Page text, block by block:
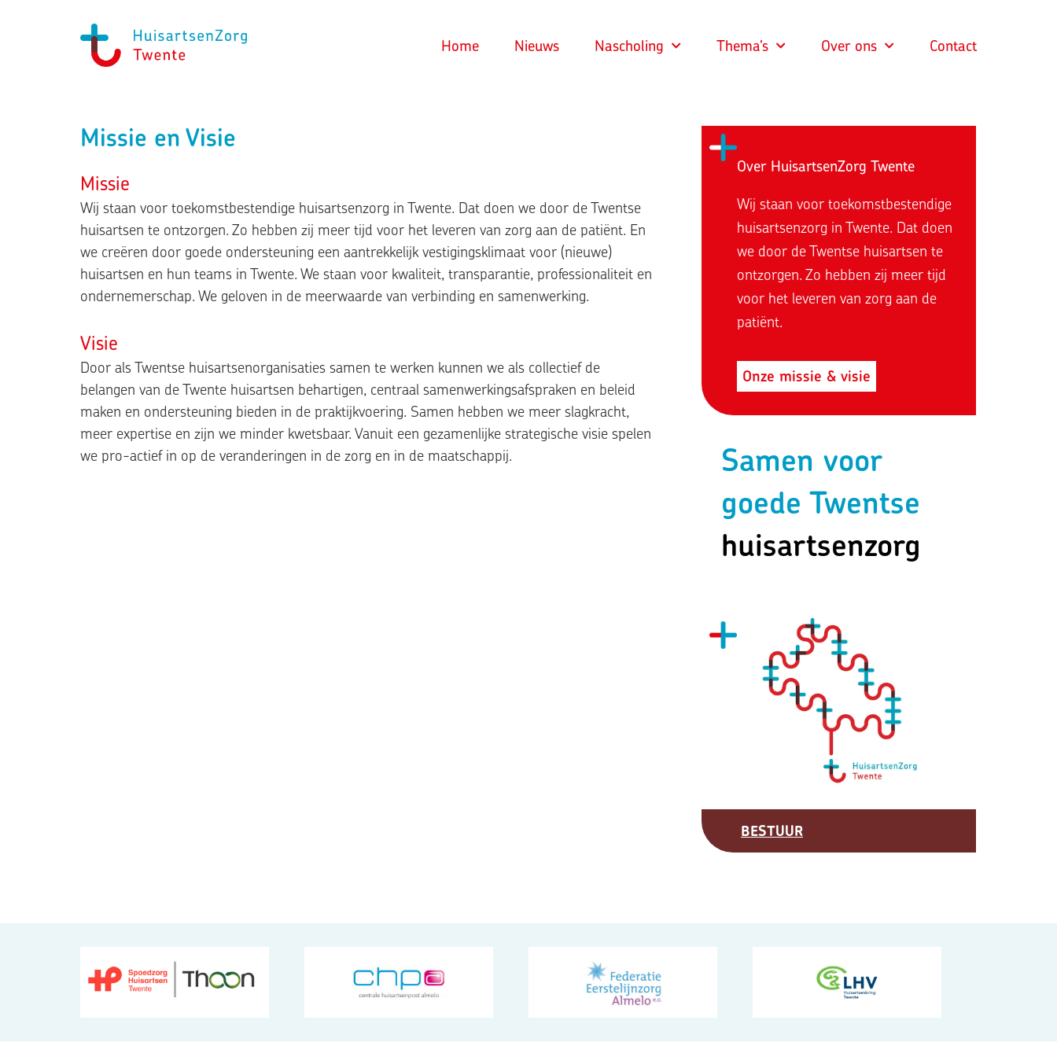
Home Nieuws Nascholing Thema’s Over ons Contact
Missie en Visie
Missie
Wij staan voor toekomstbestendige huisartsenzorg in Twente. Dat doen we door de Twentse
huisartsen te ontzorgen. Zo hebben zij meer tijd voor het leveren van zorg aan de patiënt. En
we creëren door goede ondersteuning een aantrekkelijk vestigingsklimaat voor (nieuwe)
huisartsen en hun teams in Twente. We staan voor kwaliteit, transparantie, professionaliteit en
ondernemerschap. We geloven in de meerwaarde van verbinding en samenwerking.
Visie
Door als Twentse huisartsenorganisaties samen te werken kunnen we als collectief de
belangen van de Twente huisartsen behartigen, centraal samenwerkingsafspraken en beleid
maken en ondersteuning bieden in de praktijkvoering. Samen hebben we meer slagkracht,
meer expertise en zijn we minder kwetsbaar. Vanuit een gezamenlijke strategische visie spelen
we pro-actief in op de veranderingen in de zorg en in de maatschappij.
Over HuisartsenZorg Twente
Wij staan voor toekomstbestendige
huisartsenzorg in Twente. Dat doen
we door de Twentse huisartsen te
ontzorgen. Zo hebben zij meer tijd
voor het leveren van zorg aan de
patiënt.
Onze missie & visie
Samen voor
goede Twentse
huisartsenzorg
BESTUUR